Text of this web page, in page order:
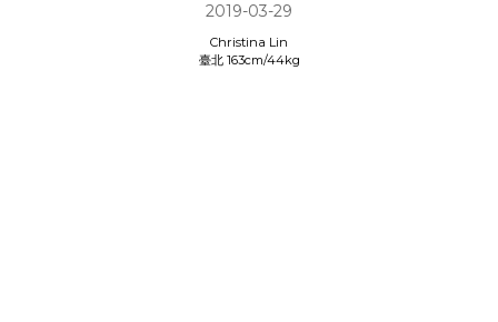
2019-03-29
Christina Lin
臺北 163cm/44kg